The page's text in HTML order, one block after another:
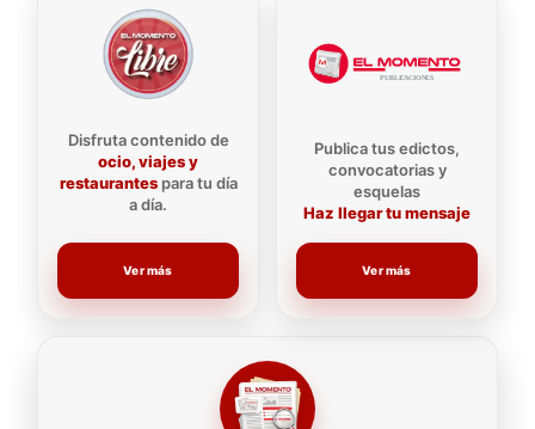
Disfruta contenido de
ocio, viajes y
restaurantespara tu día
a día.
Ver más
Publica tus edictos,
convocatorias y
esquelas
Haz llegar tu mensaje
Ver más